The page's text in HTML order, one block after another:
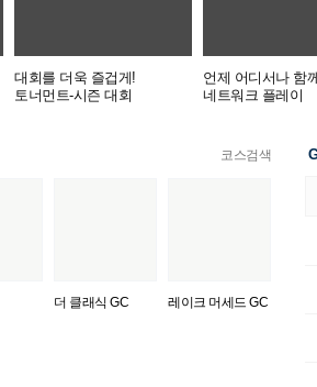
대회를 더욱 즐겁게!
토너먼트-시즌 대회
언제 어디서나 함
네트워크 플레이
코스검색
더 클래식 GC 레이크 머세드 GC